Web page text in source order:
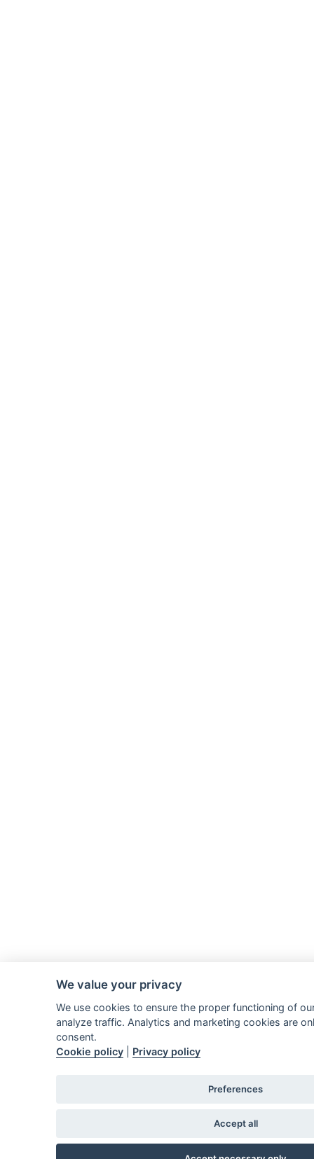
We value your privacy
We use cookies to ensure the proper functioning of
analyze traffic. Analytics and marketing cookies are
consent.
Cookie policy
Privacy policy
Preferences
Accept all